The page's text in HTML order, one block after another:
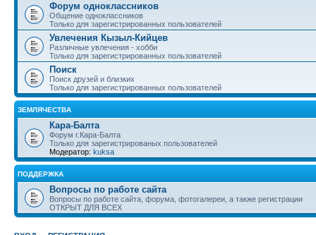
Форум одноклассников
Общение одноклассников
Только для зарегистрированных пользователей
Увлечения Кызыл-Кийцев
Различные увлечения - хобби
Только для зарегистрированных пользователей
Поиск
Поиск друзей и близких
Только для зарегистрированных пользователей
ЗЕМЛЯЧЕСТВА
Кара-Балта
Форум г.Кара-Балта
Только для зарегистрированых пользователей
Модератор: kuksa
ПОДДЕРЖКА
Вопросы по работе сайта
Вопросы по работе сайта, форума, фотогалереи, а также регистрации
ОТКРЫТ ДЛЯ ВСЕХ